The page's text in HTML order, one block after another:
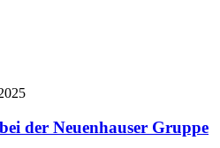
der Neuenhauser Gruppe